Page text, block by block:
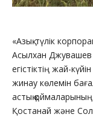
«Азық-түлік
Асылхан Джувашев
егістіктің жай-
жинау көлемін
астық
Қостанай және